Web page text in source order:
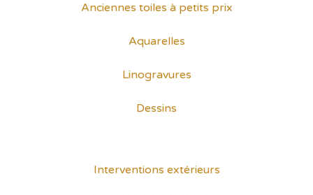
Anciennes toiles à petits prix
Aquarelles
Linogravures
Dessins
Interventions extérieurs